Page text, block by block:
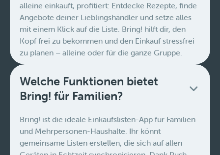
alleine einkauft, profitiert: Entdecke Rezepte, finde
Angebote deiner Lieblingshändler und setze alles
mit einem Klick auf die Liste. Bring! hilft dir, den
Kopf frei zu bekommen und den Einkauf stressfrei
zu planen – alleine oder für die ganze Gruppe.
Welche Funktionen bietet
Bring! für Familien?
Bring! ist die ideale Einkaufslisten-App für Familien
und Mehrpersonen-Haushalte. Ihr könnt
gemeinsame Listen erstellen, die sich auf allen